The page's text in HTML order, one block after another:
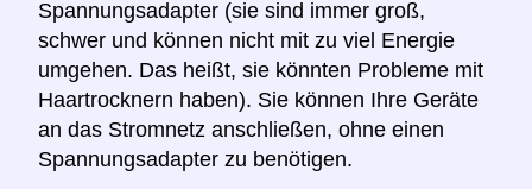
Spannungsadapter (sie sind immer groß,
schwer und können nicht mit zu viel Energie
umgehen. Das heißt, sie könnten Probleme mit
Haartrocknern haben). Sie können Ihre Geräte
an das Stromnetz anschließen, ohne einen
Spannungsadapter zu benötigen.